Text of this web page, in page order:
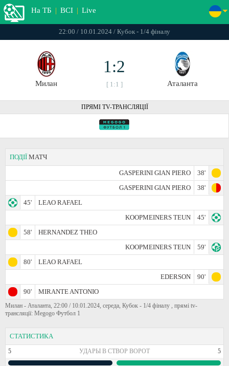
На ТБ | ВСІ | Live
22:00 / 10.01.2024 / Кубок - 1/4 фіналу
Милан
1:2
[ 1:1 ] Аталанта
ПРЯМІ TV-ТРАНСЛЯЦІЇ
ПОДІЇ МАТЧ
GASPERINI GIAN PIERO
38'
GASPERINI GIAN PIERO
38'
45'
LEAO RAFAEL
KOOPMEINERS TEUN
45'
58'
HERNANDEZ THEO
KOOPMEINERS TEUN
59'
80'
LEAO RAFAEL
EDERSON
90'
90'
MIRANTE ANTONIO
Милан - Аталанта, 22:00 / 10.01.2024, середа, Кубок - 1/4 фіналу , прямі tv-
трансляції: Megogo Футбол 1
СТАТИСТИКА
5 УДАРЫ В СТВОР ВОРОТ 5